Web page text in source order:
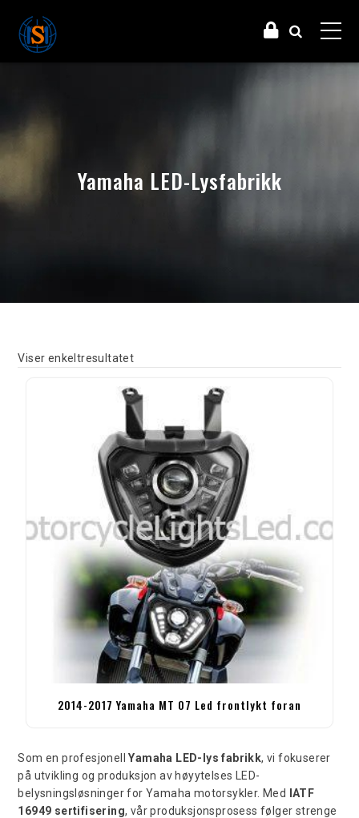
Yamaha LED-Lysfabrikk
Viser enkeltresultatet
2014-2017 Yamaha MT 07 Led frontlykt foran
Som en profesjonellYamaha LED-lys fabrikk, vi fokuserer
på utvikling og produksjon av høyytelses LED-
belysningsløsninger for Yamaha motorsykler. Med
IATF
16949 sertifisering, vår produksjonsprosess følger strenge